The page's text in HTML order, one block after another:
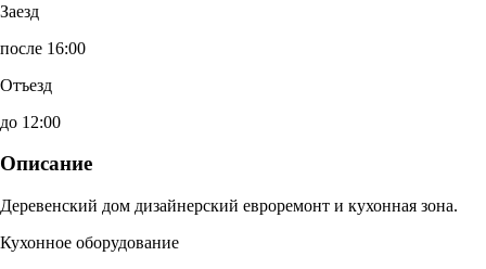
Заезд
после 16:00
Отъезд
до 12:00
Описание
Деревенский дом дизайнерский евроремонт и кухонная зона.
Кухонное оборудование